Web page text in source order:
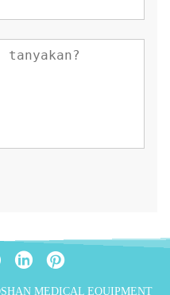
MEDICAL EQUIPMENT